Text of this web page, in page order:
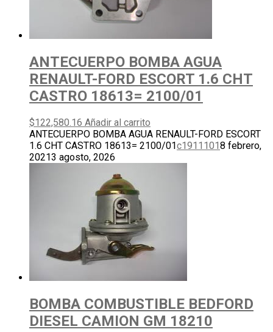
ANTECUERPO BOMBA AGUA
RENAULT-FORD ESCORT 1.6 CHT
CASTRO 18613= 2100/01
$122,580.16 Añadir al carrito
ANTECUERPO BOMBA AGUA RENAULT-FORD ESCORT
1.6 CHT CASTRO 18613= 2100/01c19111018 febrero,
20213 agosto, 2026
BOMBA COMBUSTIBLE BEDFORD
DIESEL CAMION GM 18210